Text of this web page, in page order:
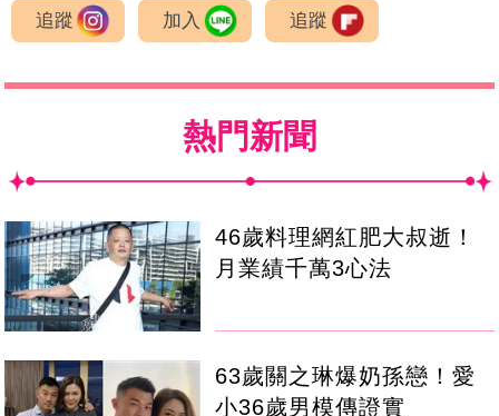
追蹤 加入 追蹤
熱門新聞
46歲料理網紅肥大叔逝！
月業績千萬3心法
63歲關之琳爆奶孫戀！愛
小36歲男模傳證實